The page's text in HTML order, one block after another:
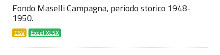
Fondo Maselli Campagna, periodo storico 1948-
1950.
CSV Excel XLSX